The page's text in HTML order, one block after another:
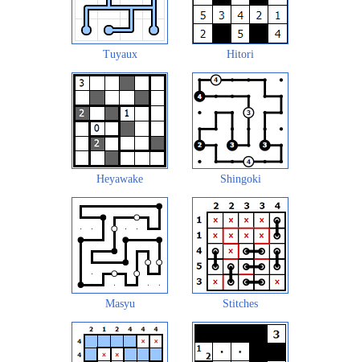
Tuyaux Hitori
Heyawake Shingoki
Masyu Stitches